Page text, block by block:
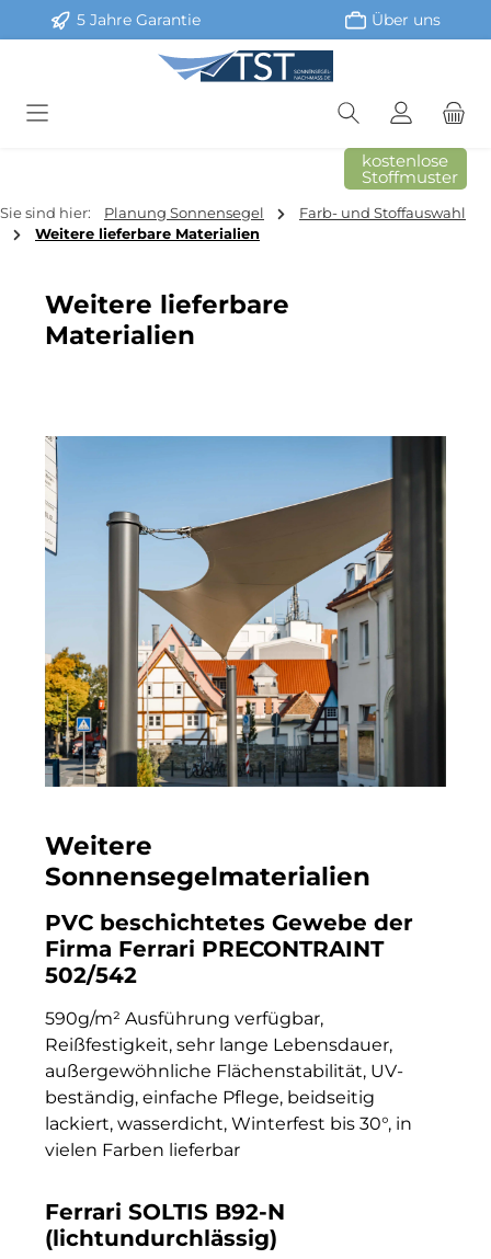
Zum Hauptinhalt springen
5 Jahre Garantie Über uns
kostenlose
Stoffmuster
Sie sind hier: Planung Sonnensegel
Farb- und Stoffauswahl
Weitere lieferbare Materialien
Weitere lieferbare
Materialien
Weitere
Sonnensegelmaterialien
PVC beschichtetes Gewebe der
Firma Ferrari PRECONTRAINT
502/542
590g/m² Ausführung verfügbar,
Reißfestigkeit, sehr lange Lebensdauer,
außergewöhnliche Flächenstabilität, UV-
beständig, einfache Pflege, beidseitig
lackiert, wasserdicht, Winterfest bis 30°, in
vielen Farben lieferbar
Ferrari SOLTIS B92-N
(lichtundurchlässig)